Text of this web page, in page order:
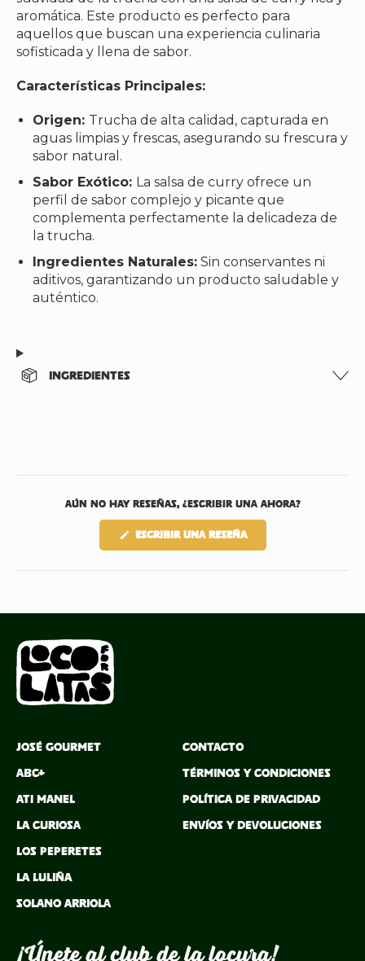
aromática. Este producto es perfecto para
aquellos que buscan una experiencia culinaria
sofisticada y llena de sabor.
Características Principales:
Origen: Trucha de alta calidad, capturada en
aguas limpias y frescas, asegurando su frescura y
sabor natural.
Sabor Exótico: La salsa de curry ofrece un
perfil de sabor complejo y picante que
complementa perfectamente la delicadeza de
la trucha.
Ingredientes Naturales: Sin conservantes ni
aditivos, garantizando un producto saludable y
auténtico.
INGREDIENTES
Aún no hay reseñas, ¿escribir una ahora?
Escribir una reseña(Se
abre
José Gourmet
ABC+
Ati Manel
La Curiosa
Los Peperetes
La Luliña
Solano Arriola
Contacto
Términos y Condiciones
Política de Privacidad
Envíos y Devoluciones